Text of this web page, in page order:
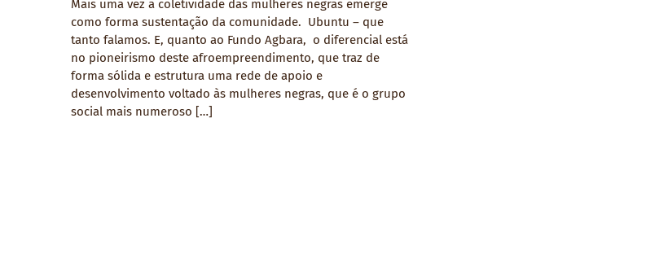
Mais uma vez a coletividade das mulheres negras emerge
como forma sustentação da comunidade. Ubuntu – que
tanto falamos. E, quanto ao Fundo Agbara, o diferencial está
no pioneirismo deste afroempreendimento, que traz de
forma sólida e estrutura uma rede de apoio e
desenvolvimento voltado às mulheres negras, que é o grupo
social mais numeroso […]